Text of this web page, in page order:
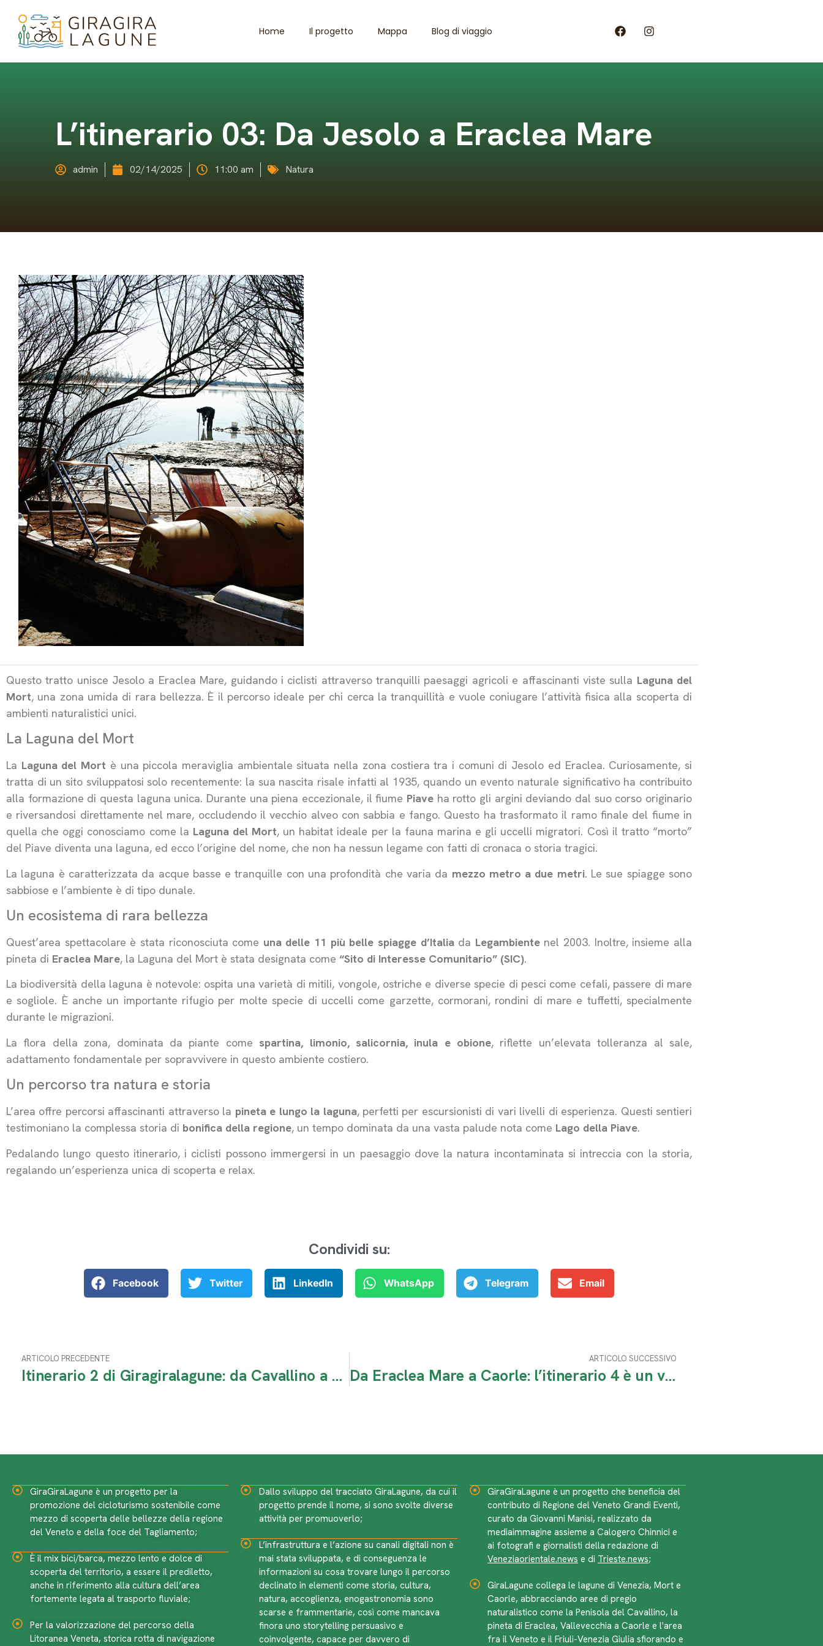
Home Il progetto Mappa Blog di viaggio
L’itinerario 03: Da Jesolo a Eraclea Mare
admin 02/14/2025 11:00 am Natura
Questo tratto unisce Jesolo a Eraclea Mare, guidando i ciclisti attraverso tranquilli paesaggi agricoli e affascinanti viste sulla Laguna del
Mort, una zona umida di rara bellezza. È il percorso ideale per chi cerca la tranquillità e vuole coniugare l’attività fisica alla scoperta di
ambienti naturalistici unici.
La Laguna del Mort
La Laguna del Mort è una piccola meraviglia ambientale situata nella zona costiera tra i comuni di Jesolo ed Eraclea. Curiosamente, si
tratta di un sito sviluppatosi solo recentemente: la sua nascita risale infatti al 1935, quando un evento naturale significativo ha contribuito
alla formazione di questa laguna unica. Durante una piena eccezionale, il fiume Piave ha rotto gli argini deviando dal suo corso originario
e riversandosi direttamente nel mare, occludendo il vecchio alveo con sabbia e fango. Questo ha trasformato il ramo finale del fiume in
quella che oggi conosciamo come la Laguna del Mort, un habitat ideale per la fauna marina e gli uccelli migratori. Così il tratto “morto”
del Piave diventa una laguna, ed ecco l’origine del nome, che non ha nessun legame con fatti di cronaca o storia tragici.
La laguna è caratterizzata da acque basse e tranquille con una profondità che varia da mezzo metro a due metri. Le sue spiagge sono
sabbiose e l’ambiente è di tipo dunale.
Un ecosistema di rara bellezza
Quest’area spettacolare è stata riconosciuta come una delle 11 più belle spiagge d’Italiada Legambientenel 2003. Inoltre, insieme alla
pineta di Eraclea Mare, la Laguna del Mort è stata designata come “Sito di Interesse Comunitario” (SIC).
La biodiversità della laguna è notevole: ospita una varietà di mitili, vongole, ostriche e diverse specie di pesci come cefali, passere di mare
e sogliole. È anche un importante rifugio per molte specie di uccelli come garzette, cormorani, rondini di mare e tuffetti, specialmente
durante le migrazioni.
La flora della zona, dominata da piante come spartina, limonio, salicornia, inula e obione, riflette un’elevata tolleranza al sale,
adattamento fondamentale per sopravvivere in questo ambiente costiero.
Un percorso tra natura e storia
L’area offre percorsi affascinanti attraverso la pineta e lungo la laguna, perfetti per escursionisti di vari livelli di esperienza. Questi sentieri
testimoniano la complessa storia di bonifica della regione, un tempo dominata da una vasta palude nota come Lago della Piave.
Pedalando lungo questo itinerario, i ciclisti possono immergersi in un paesaggio dove la natura incontaminata si intreccia con la storia,
regalando un’esperienza unica di scoperta e relax.
Condividi su:
Facebook Twitter LinkedIn WhatsApp Telegram Email
ARTICOLO PRECEDENTE
Itinerario 2 di Giragiralagune: da Cavallino a Jesolo tra storia e natura
ARTICOLO SUCCESSIVO
Da Eraclea Mare a Caorle: l’itinerario 4 è un viaggio nella storia e nella natura
GiraGiraLagune è un progetto per la
promozione del cicloturismo sostenibile come
mezzo di scoperta delle bellezze della regione
del Veneto e della foce del Tagliamento;
È il mix bici/barca, mezzo lento e dolce di
scoperta del territorio, a essere il prediletto,
anche in riferimento alla cultura dell’area
fortemente legata al trasporto fluviale;
Per la valorizzazione del percorso della
Litoranea Veneta, storica rotta di navigazione
Dallo sviluppo del tracciato GiraLagune, da cui il
progetto prende il nome, si sono svolte diverse
attività per promuoverlo;
L’infrastruttura e l’azione su canali digitali non è
mai stata sviluppata, e di conseguenza le
informazioni su cosa trovare lungo il percorso
declinato in elementi come storia, cultura,
natura, accoglienza, enogastronomia sono
scarse e frammentarie, così come mancava
finora uno storytelling persuasivo e
coinvolgente, capace per davvero di
GiraGiraLagune è un progetto che beneficia del
contributo di Regione del Veneto Grandi Eventi,
curato da Giovanni Manisi, realizzato da
mediaimmagine assieme a Calogero Chinnici e
ai fotografi e giornalisti della redazione di
Veneziaorientale.news e di Trieste.news;
GiraLagune collega le lagune di Venezia, Mort e
Caorle, abbracciando aree di pregio
naturalistico come la Penisola del Cavallino, la
pineta di Eraclea, Vallevecchia a Caorle e l'area
fra il Veneto e il Friuli-Venezia Giulia sfiorando e